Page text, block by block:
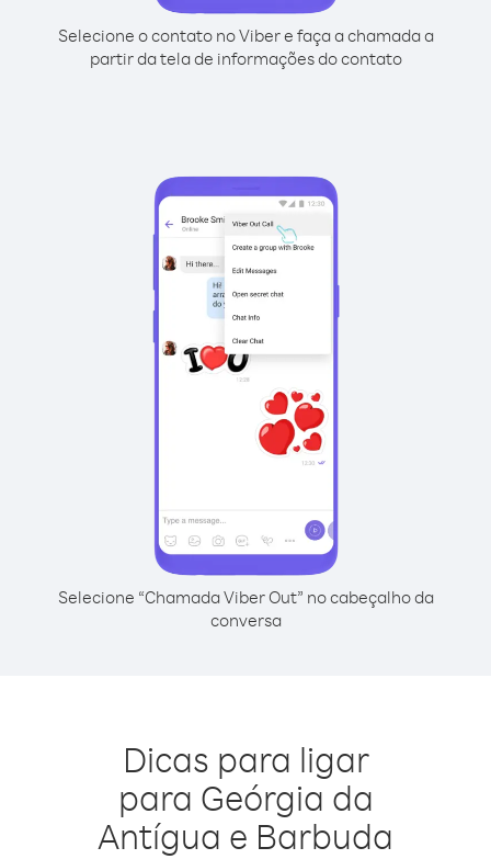
Selecione o contato no Viber e faça a chamada a
partir da tela de informações do contato
Selecione “Chamada Viber Out” no cabeçalho da
conversa
Dicas para ligar
para Geórgia da
Antígua e Barbuda